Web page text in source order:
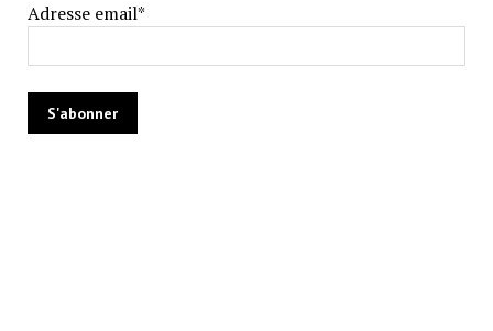
Adresse email*